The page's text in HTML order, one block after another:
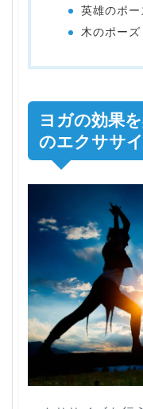
英雄のポー
木のポーズ
ヨガの効果
のエクササ